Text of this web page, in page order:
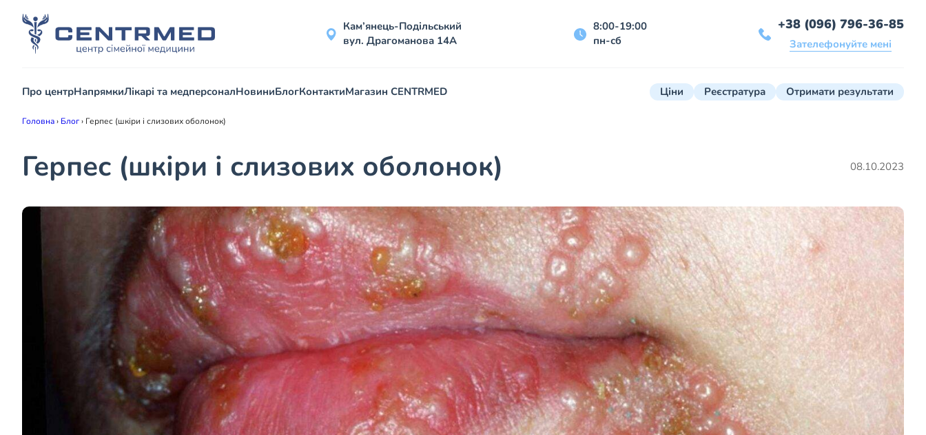
Кам’янець-Подільський
вул. Драгоманова 14А
8:00-19:00
пн-сб
+38 (096) 796-36-85
Зателефонуйте мені
Про центрНапрямкиЛікарі та медперсоналНовиниБлогКонтактиМагазин CENTRMED Ціни Реєстратура Отримати результати
Головна› Блог› Герпес (шкіри і слизових оболонок)
Герпес (шкіри і слизових оболонок) 08.10.2023